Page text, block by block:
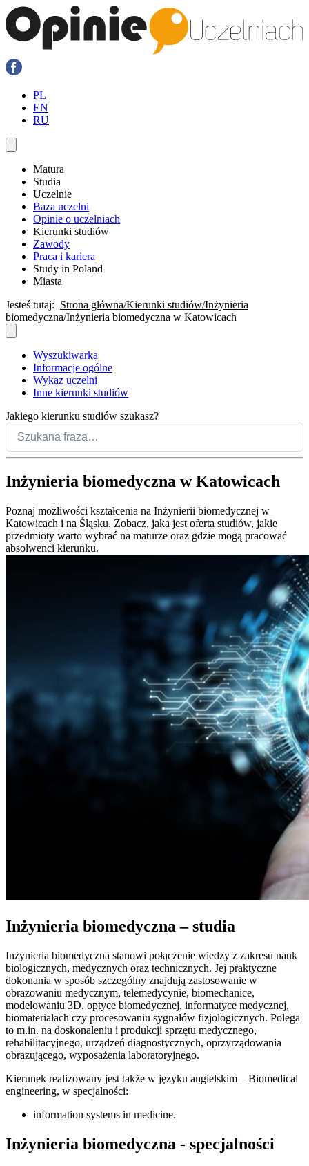
PL
EN
RU
Matura
Studia
Uczelnie
Baza uczelni
Opinie o uczelniach
Kierunki studiów
Zawody
Praca i kariera
Study in Poland
Miasta
Jesteś tutaj: Strona główna Kierunki studiów Inżynieria
biomedyczna Inżynieria biomedyczna w Katowicach
Wyszukiwarka
Informacje ogólne
Wykaz uczelni
Inne kierunki studiów
Jakiego kierunku studiów szukasz?
Inżynieria biomedyczna w Katowicach
Poznaj możliwości kształcenia na Inżynierii biomedycznej w
Katowicach i na Śląsku. Zobacz, jaka jest oferta studiów, jakie
przedmioty warto wybrać na maturze oraz gdzie mogą pracować
absolwenci kierunku.
Inżynieria biomedyczna – studia
Inżynieria biomedyczna stanowi połączenie wiedzy z zakresu nauk
biologicznych, medycznych oraz technicznych. Jej praktyczne
dokonania w sposób szczególny znajdują zastosowanie w
obrazowaniu medycznym, telemedycynie, biomechanice,
modelowaniu 3D, optyce biomedycznej, informatyce medycznej,
biomateriałach czy procesowaniu sygnałów fizjologicznych. Polega
to m.in. na doskonaleniu i produkcji sprzętu medycznego,
rehabilitacyjnego, urządzeń diagnostycznych, oprzyrządowania
obrazującego, wyposażenia laboratoryjnego.
Kierunek realizowany jest także w języku angielskim – Biomedical
engineering, w specjalności:
information systems in medicine.
Inżynieria biomedyczna - specjalności